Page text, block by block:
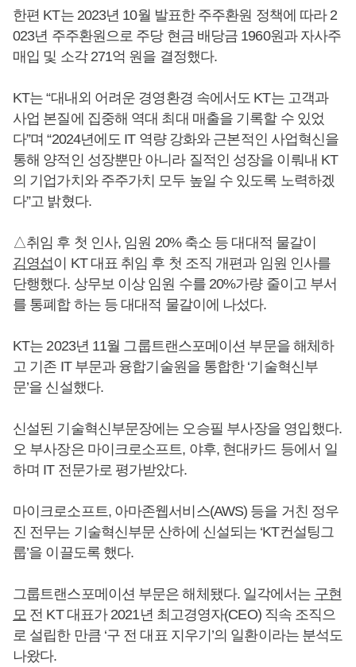
한편 KT는 2023년 10월 발표한 주주환원 정책에 따라 2
023년 주주환원으로 주당 현금 배당금 1960원과 자사주
매입 및 소각 271억 원을 결정했다.
KT는 “대내외 어려운 경영환경 속에서도 KT는 고객과
사업 본질에 집중해 역대 최대 매출을 기록할 수 있었
다”며 “2024년에도 IT 역량 강화와 근본적인 사업혁신을
통해 양적인 성장뿐만 아니라 질적인 성장을 이뤄내 KT
의 기업가치와 주주가치 모두 높일 수 있도록 노력하겠
다”고 밝혔다.
△취임 후 첫 인사, 임원 20% 축소 등 대대적 물갈이
김영섭이 KT 대표 취임 후 첫 조직 개편과 임원 인사를
단행했다. 상무보 이상 임원 수를 20%가량 줄이고 부서
를 통폐합 하는 등 대대적 물갈이에 나섰다.
KT는 2023년 11월 그룹트랜스포메이션 부문을 해체하
고 기존 IT 부문과 융합기술원을 통합한 ‘기술혁신부
문’을 신설했다.
신설된 기술혁신부문장에는 오승필 부사장을 영입했다.
오 부사장은 마이크로소프트, 야후, 현대카드 등에서 일
하며 IT 전문가로 평가받았다.
마이크로소프트, 아마존웹서비스(AWS) 등을 거친 정우
진 전무는 기술혁신부문 산하에 신설되는 ‘KT컨설팅그
룹’을 이끌도록 했다.
그룹트랜스포메이션 부문은 해체됐다. 일각에서는 구현
모 전 KT 대표가 2021년 최고경영자(CEO) 직속 조직으
로 설립한 만큼 ‘구 전 대표 지우기’의 일환이라는 분석도
나왔다.